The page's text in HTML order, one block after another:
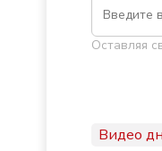
Оставляя
Видео